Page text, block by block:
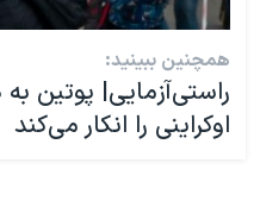
همچنین ببینید:
راستی‌آزمایی| پوتین
اوکراینی را انکار می‌کند